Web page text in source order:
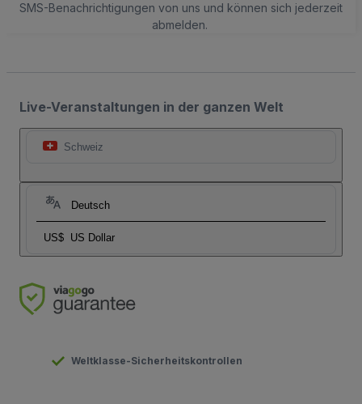
SMS-Benachrichtigungen von uns und können sich jederzeit
abmelden.
Live-Veranstaltungen in der ganzen Welt
Schweiz
Deutsch
US$ US Dollar
Weltklasse-Sicherheitskontrollen